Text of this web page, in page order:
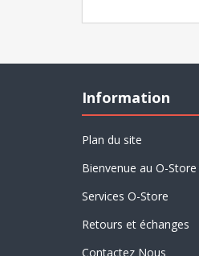
Information
Plan du site
Bienvenue au O-Store
Services O-Store
Retours et échanges
Contactez Nous